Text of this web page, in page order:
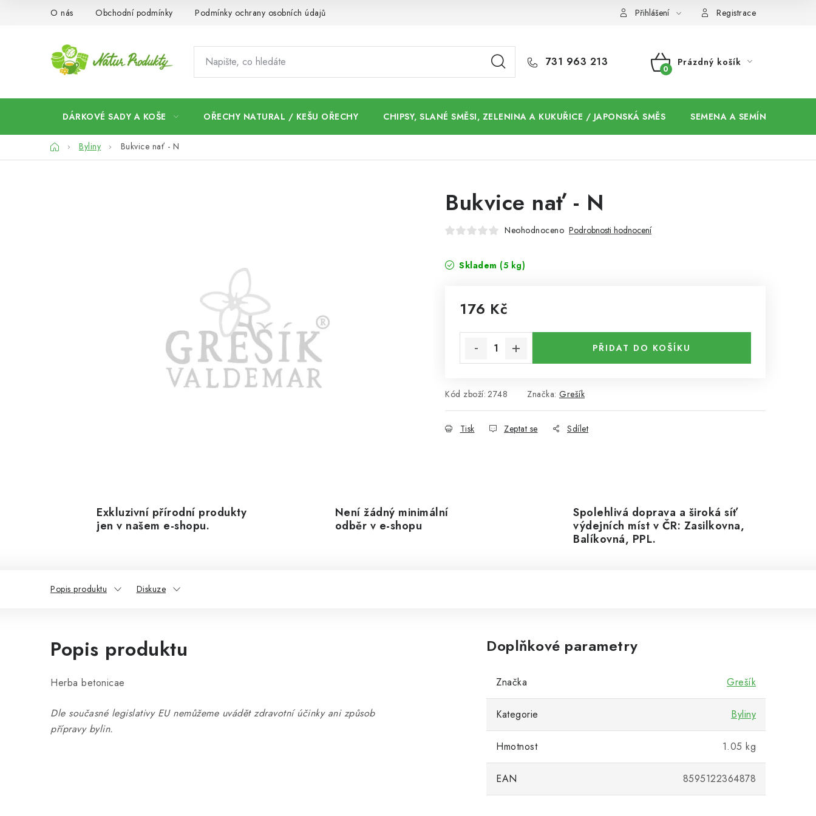
O nás Obchodní podmínky Podmínky ochrany osobních údajů Přihlášení Registrace
731 963 213
NÁKUPNÍ
Prázdný košík
DÁRKOVÉ SADY A KOŠE OŘECHY NATURAL / KEŠU OŘECHY CHIPSY, SLANÉ SMĚSI, ZELENINA A KUKUŘICE / JAPONSKÁ SMĚS SEMENA A SEMÍNKA / CHIA
DomůByliny Bukvice nať - N
Bukvice nať - N
Neohodnoceno Podrobnosti hodnocení
Skladem (5 kg)
176 Kč
PŘIDAT DO KOŠÍKU
Kód zboží: 2748 Značka: Grešík
Tisk Zeptat se Sdílet
Exkluzivní přírodní produkty
jen v našem e-shopu.
Není žádný minimální
odběr v e-shopu
Spolehlivá doprava a široká síť
výdejních míst v ČR: Zasilkovna,
Balíkovná, PPL.
Popis produktu Diskuze
Popis produktu
Herba betonicae
Dle současné legislativy EU nemůžeme uvádět zdravotní účinky ani způsob
přípravy bylin.
Doplňkové parametry
Značka Grešík
Kategorie Byliny
Hmotnost 1.05 kg
EAN 8595122364878